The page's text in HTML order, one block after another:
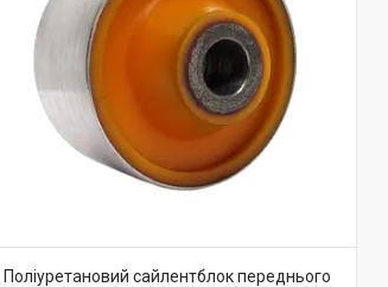
Поліуретановий сайлентблок переднього